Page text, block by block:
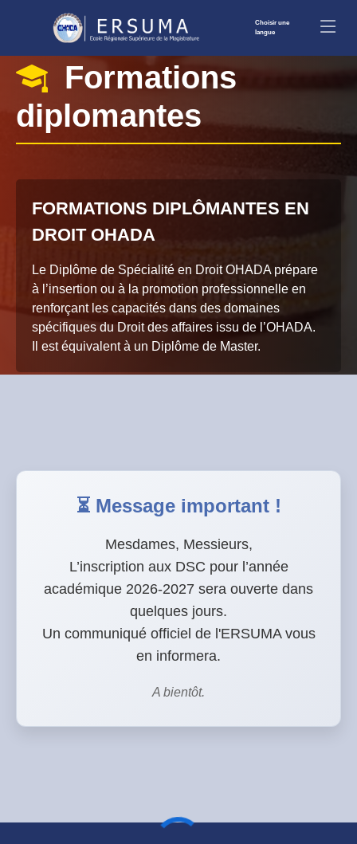
Choisir une
langue
Formations
diplomantes
FORMATIONS DIPLÔMANTES EN
DROIT OHADA
Le Diplôme de Spécialité en Droit OHADA prépare
à l’insertion ou à la promotion professionnelle en
renforçant les capacités dans des domaines
spécifiques du Droit des affaires issu de l’OHADA.
Il est équivalent à un Diplôme de Master.
⏳ Message important !
Mesdames, Messieurs,
L’inscription aux DSC pour l’année
académique 2026-2027 sera ouverte dans
quelques jours.
Un communiqué officiel de l'ERSUMA vous
en informera.
A bientôt.